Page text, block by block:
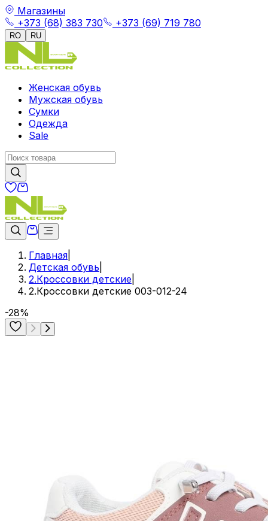
Магазины
+373 (68) 383 730
+373 (69) 719 780
RO RU
Женская обувь
Мужская обувь
Сумки
Одежда
Sale
Главная
Детская обувь
2.Кроссовки детские
2.Кроссовки детские 003-012-24
-28%